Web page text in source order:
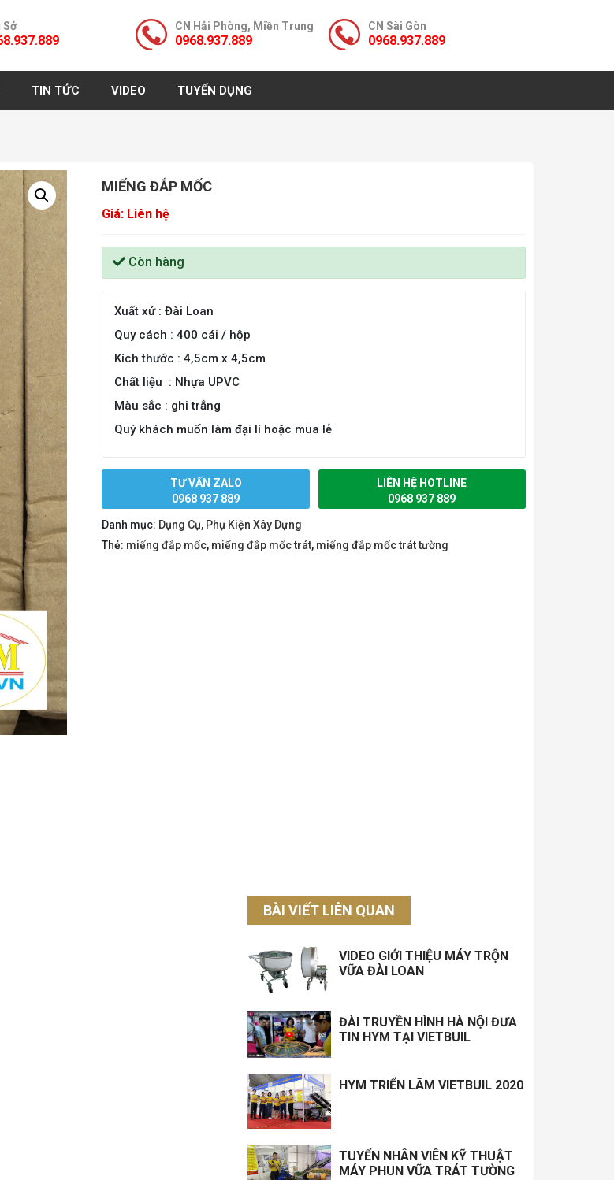
Sở CN Hải Phòng, Miền Trung
0968.937.889
CN Sài Gòn
0968.937.889
TIN TỨC VIDEO TUYỂN DỤNG
MIẾNG ĐẮP MỐC
Giá: Liên hệ
Còn hàng
Xuất xứ : Đài Loan
Quy cách : 400 cái / hộp
Kích thước : 4,5cm x 4,5cm
Chất liệu : Nhựa UPVC
Màu sắc : ghi trắng
Quý khách muốn làm đại lí hoặc mua lẻ
TƯ VẤN ZALO
0968 937 889
LIÊN HỆ HOTLINE
0968 937 889
Danh mục: Dụng Cụ, Phụ Kiện Xây Dựng
Thẻ: miếng đắp mốc, miếng đắp mốc trát, miếng đắp mốc trát tường
BÀI VIẾT LIÊN QUAN
VIDEO GIỚI THIỆU MÁY TRỘN
VỮA ĐÀI LOAN
ĐÀI TRUYỀN HÌNH HÀ NỘI ĐƯA
TIN HYM TẠI VIETBUIL
HYM TRIỂN LÃM VIETBUIL 2020
TUYỂN NHÂN VIÊN KỸ THUẬT
MÁY PHUN VỮA TRÁT TƯỜNG